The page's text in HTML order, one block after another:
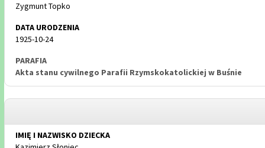
Zygmunt Topko
1925-10-24
Akta stanu cywilnego Parafii Rzymskokatolickiej w Buśnie